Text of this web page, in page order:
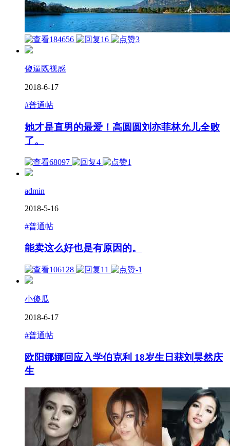
184656 16 3
傻逼既视感
2018-6-17
#普通帖
她才是直男的最爱！高圆圆刘亦菲林允儿全败
了。
68097 4 1
admin
2018-5-16
#普通帖
能卖这么好也是有原因的。
106128 11 -1
小傻瓜
2018-6-17
#普通帖
欧阳娜娜回应入学伯克利 18岁生日获刘昊然庆
生